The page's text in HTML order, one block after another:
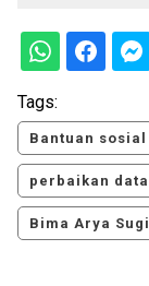
Tags:
Bantuan sosial
perbaikan
Bima Arya